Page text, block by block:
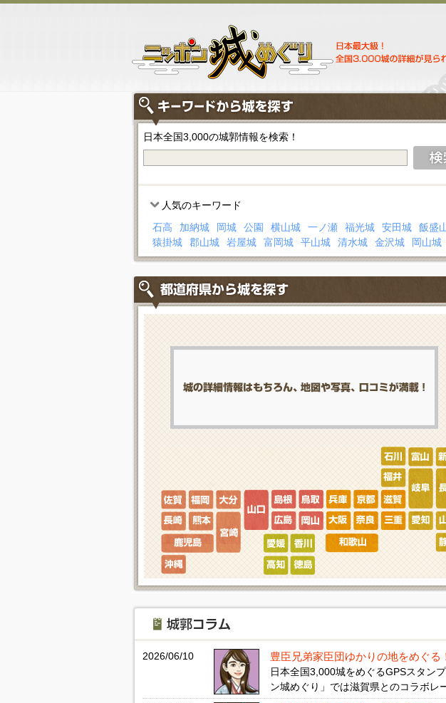
日本全国3,000の城郭情報を検索！
人気のキーワード
石高
加納城 岡城 公園 横山城 一ノ瀬 福光城 安田城 飯盛
猿掛城
郡山城 岩屋城 富岡城 平山城 清水城 金沢城 岡山城
2026/06/10 豊臣兄弟家臣団ゆかりの地をめぐる
日本全国3,000城をめぐるGPSスタン
ン城めぐり」では滋賀県とのコラボレ